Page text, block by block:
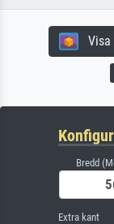
Visa
Bredd
Extra kant